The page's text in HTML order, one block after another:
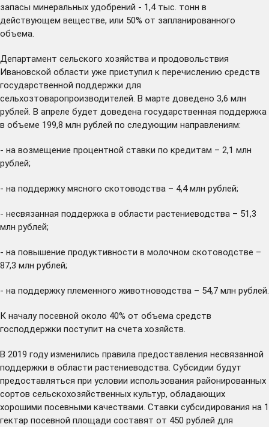
запасы минеральных удобрений - 1,4 тыс. тонн в
действующем веществе, или 50% от запланированного
объема.
Департамент сельского хозяйства и продовольствия
Ивановской области уже приступил к перечислению средств
государственной поддержки для
сельхозтоваропроизводителей. В марте доведено 3,6 млн
рублей. В апреле будет доведена государственная поддержка
в объеме 199,8 млн рублей по следующим направлениям:
- на возмещение процентной ставки по кредитам – 2,1 млн
рублей;
- на поддержку мясного скотоводства – 4,4 млн рублей;
- несвязанная поддержка в области растениеводства – 51,3
млн рублей;
- на повышение продуктивности в молочном скотоводстве –
87,3 млн рублей;
- на поддержку племенного животноводства – 54,7 млн рублей.
К началу посевной около 40% от объема средств
господдержки поступит на счета хозяйств.
В 2019 году изменились правила предоставления несвязанной
поддержки в области растениеводства. Субсидии будут
предоставляться при условии использования районированных
сортов сельскохозяйственных культур, обладающих
хорошими посевными качествами. Ставки субсидирования на 1
гектар посевной площади составят от 450 рублей для